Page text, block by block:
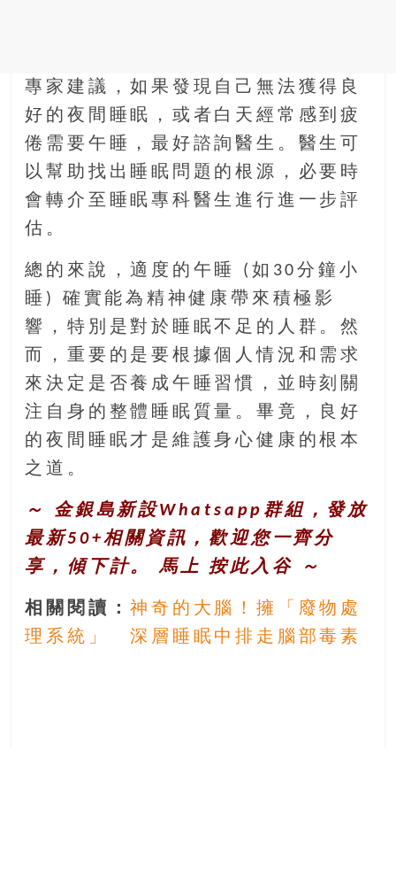
專家建議，如果發現自己無法獲得良
好的夜間睡眠，或者白天經常感到疲
倦需要午睡，最好諮詢醫生。醫生可
以幫助找出睡眠問題的根源，必要時
會轉介至睡眠專科醫生進行進一步評
估。
總的來說，適度的午睡 (如30分鐘小
睡) 確實能為精神健康帶來積極影
響，特別是對於睡眠不足的人群。然
而，重要的是要根據個人情況和需求
來決定是否養成午睡習慣，並時刻關
注自身的整體睡眠質量。畢竟，良好
的夜間睡眠才是維護身心健康的根本
之道。
～ 金銀島新設Whatsapp群組，發放
最新50+相關資訊，歡迎您一齊分
享，傾下計。 馬上按此入谷 ～
相關閱讀：神奇的大腦！擁「廢物處
理系統」 深層睡眠中排走腦部毒素